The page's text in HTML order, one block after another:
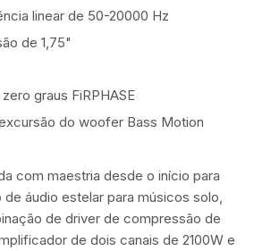
linear de 50-20000 Hz
de 1,75"
graus FiRPHASE
do woofer Bass Motion
com maestria desde o início para
áudio estelar para músicos solo,
de driver de compressão de
de dois canais de 2100W e